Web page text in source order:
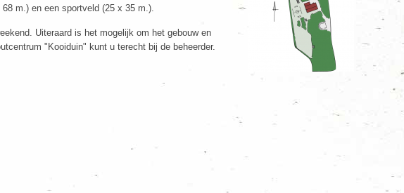
m.) en een sportveld (25 x 35 m.).
Uiteraard is het mogelijk om het gebouw en
"Kooiduin" kunt u terecht bij de beheerder.